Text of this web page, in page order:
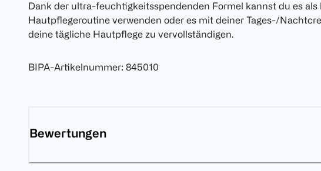
Dank der ultra-feuchtigkeitsspendenden Formel kannst du es
Hautpflegeroutine verwenden oder es mit deiner Tages-/
deine tägliche Hautpflege zu vervollständigen.
BIPA-Artikelnummer: 845010
Bewertungen